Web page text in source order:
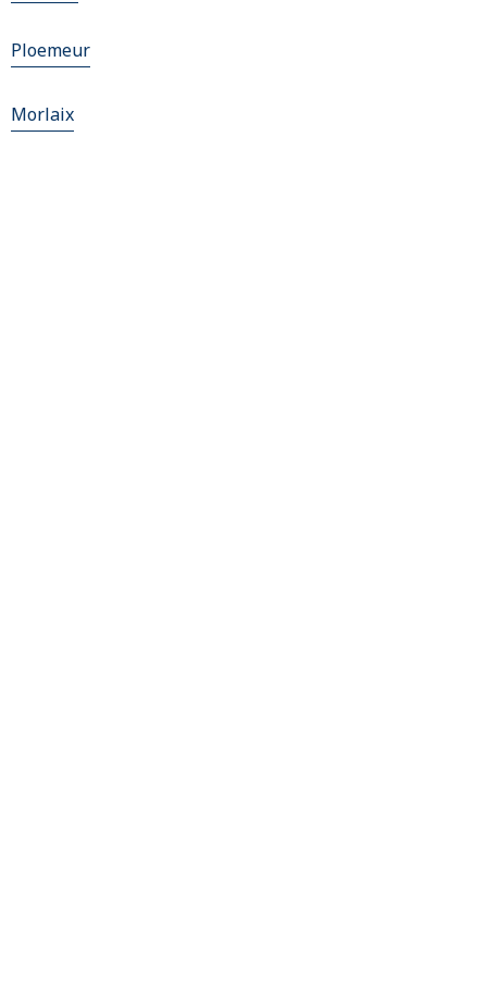
Ploemeur
Morlaix